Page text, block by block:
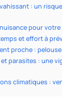
: un
pour votre
et effort à
proche :
parasites : une
climatiques :